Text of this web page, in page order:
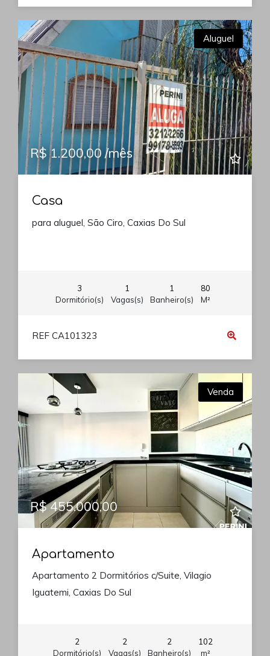
Aluguel
R$ 1.200,00 /mês
Casa
para aluguel, São Ciro, Caxias Do Sul
3
Dormitório(s)
1
Vagas(s)
1
Banheiro(s)
80
M²
REF CA101323
Venda
R$ 455.000,00
Apartamento
Apartamento 2 Dormitórios c/Suite, Vilagio
Iguatemi, Caxias Do Sul
2
Dormitório(s)
2
Vagas(s)
2
Banheiro(s)
102
m²